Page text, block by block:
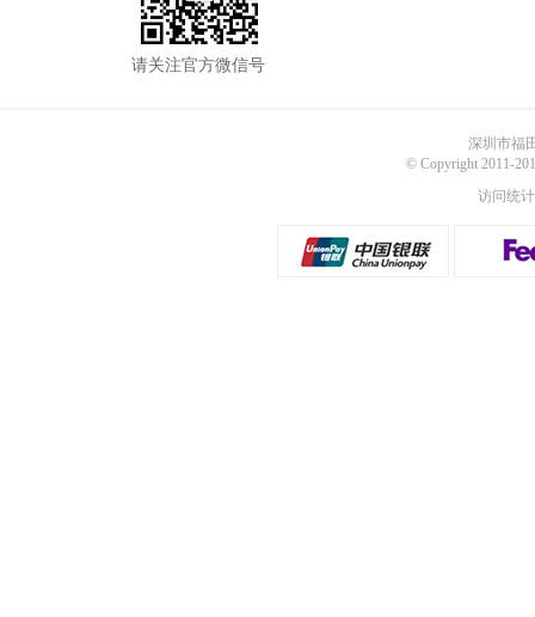
请关注官方微信号
深圳市福
© Copyright 2011-
访问统